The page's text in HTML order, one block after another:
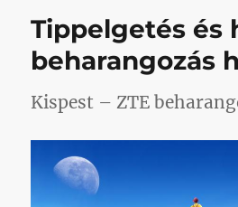
azonban
mostantól
kénytelenek
könyörgőre
hogy
bejegyzéshez
Tippelgetés és
beharangozás
Kispest – ZTE